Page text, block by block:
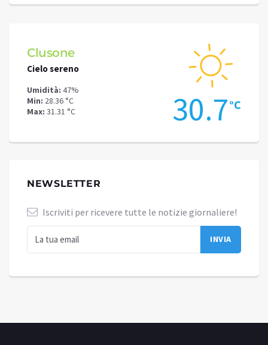
Clusone
Cielo sereno
Umidità: 47%
Min: 28.36 °C
Max: 31.31 °C 30.7°C
NEWSLETTER
Iscriviti per ricevere tutte le notizie giornaliere!